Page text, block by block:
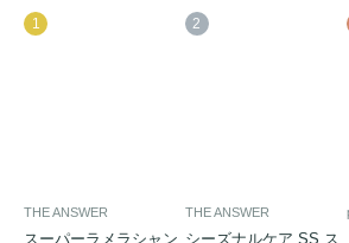
1
THE ANSWER
スーパーラメラシャン
2
THE ANSWER
シーズナルケア SS ス